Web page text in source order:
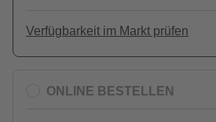
Verfügbarkeit im Markt prüfen
ONLINE BESTELLEN